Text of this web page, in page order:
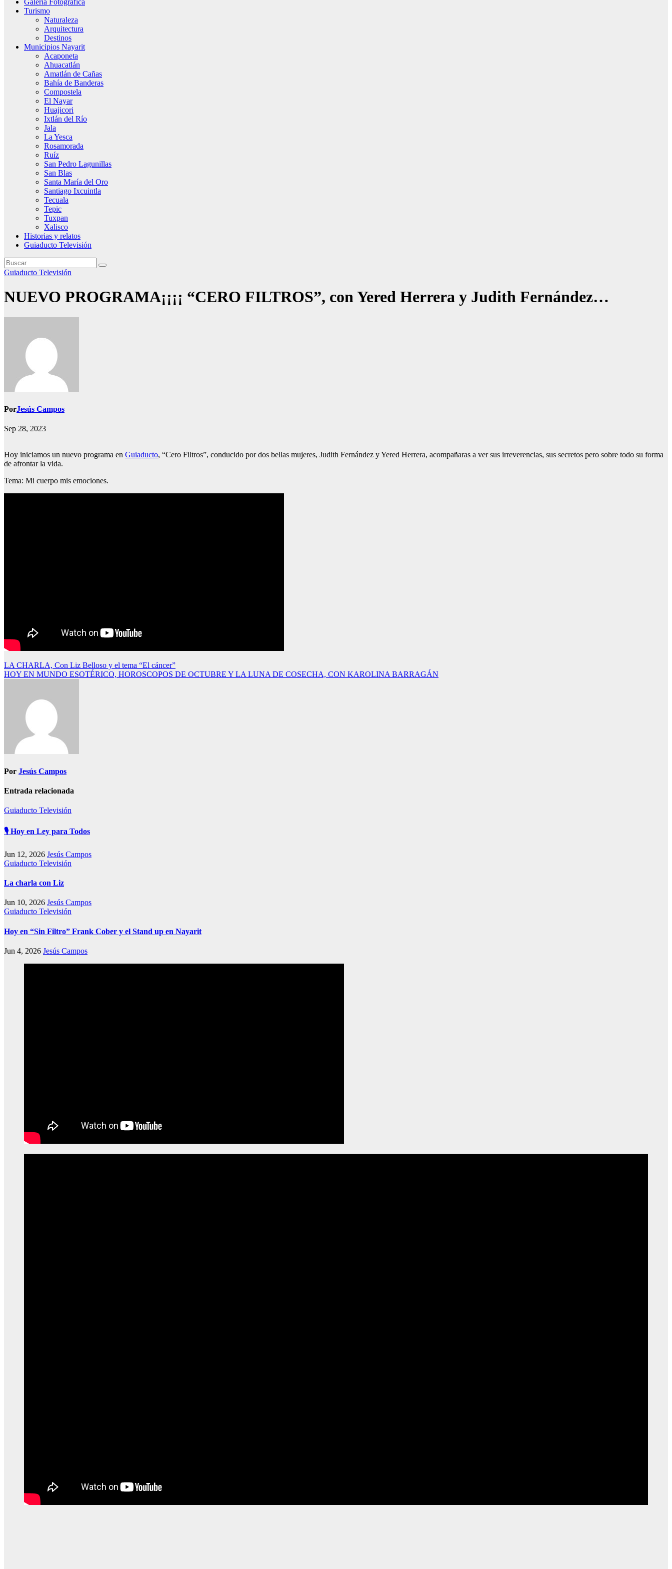
Galería Fotográfica
Turismo
Naturaleza
Arquitectura
Destinos
Municipios Nayarit
Acaponeta
Ahuacatlán
Amatlán de Cañas
Bahía de Banderas
Compostela
El Nayar
Huajicori
Ixtlán del Río
Jala
La Yesca
Rosamorada
Ruíz
San Pedro Lagunillas
San Blas
Santa María del Oro
Santiago Ixcuintla
Tecuala
Tepic
Tuxpan
Xalisco
Historias y relatos
Guiaducto Televisión
Guiaducto Televisión
NUEVO PROGRAMA¡¡¡¡ “CERO FILTROS”, con Yered Herrera y Judith Fernández…
PorJesús Campos
Sep 28, 2023
Hoy iniciamos un nuevo programa en Guiaducto, “Cero Filtros”, conducido por dos bellas mujeres, Judith Fernández y Yered Herrera, acompañaras a ver sus irreverencias, sus secretos pero sobre todo su forma
de afrontar la vida.
Tema: Mi cuerpo mis emociones.
Navegación
de
LA CHARLA, Con Liz Belloso y el tema “El cáncer”
HOY EN MUNDO ESOTÉRICO, HOROSCOPOS DE OCTUBRE Y LA LUNA DE COSECHA, CON KAROLINA BARRAGÁN
Por Jesús Campos
Entrada relacionada
Guiaducto Televisión
🎙️ Hoy en Ley para Todos
Jun 12, 2026 Jesús Campos
Guiaducto Televisión
La charla con Liz
Jun 10, 2026 Jesús Campos
Guiaducto Televisión
Hoy en “Sin Filtro” Frank Cober y el Stand up en Nayarit
Jun 4, 2026 Jesús Campos